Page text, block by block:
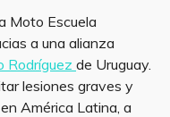
Moto Escuela
a una alianza
Rodríguez de Uruguay.
lesiones graves y
América Latina, a